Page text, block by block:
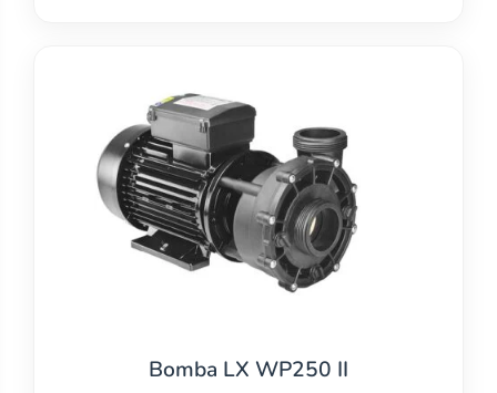
Bomba LX WP250 II